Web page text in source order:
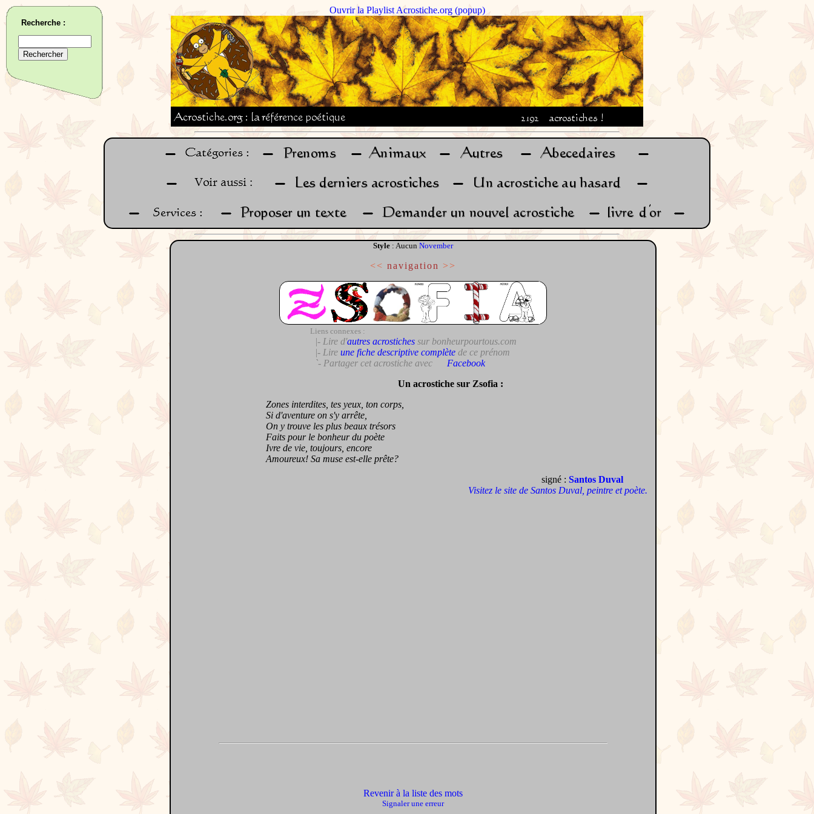
Ouvrir la Playlist Acrostiche.org (popup)
Style : Aucun November
<< navigation >>
Liens connexes :
|- Lire d'autres acrostichessur bonheurpourtous.com
|- Lire une fiche descriptive complètede ce prénom
`- Partager cet acrostiche avec
Facebook
Un acrostiche sur Zsofia :
Zones interdites, tes yeux, ton corps,
Si d'aventure on s'y arrête,
On y trouve les plus beaux trésors
Faits pour le bonheur du poète
Ivre de vie, toujours, encore
Amoureux! Sa muse est-elle prête?
signé : Santos Duval
Visitez le site de Santos Duval, peintre et poète.
Revenir à la liste des mots
Signaler une erreur
Recherche :